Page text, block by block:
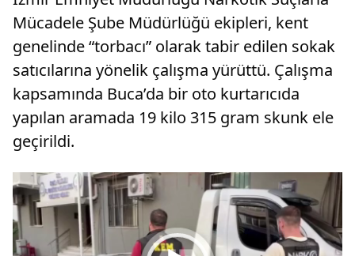
Mücadele Şube Müdürlüğü ekipleri, kent
genelinde “torbacı” olarak tabir edilen sokak
satıcılarına yönelik çalışma yürüttü. Çalışma
kapsamında Buca’da bir oto kurtarıcıda
yapılan aramada 19 kilo 315 gram skunk ele
geçirildi.
Video
oynatıcı